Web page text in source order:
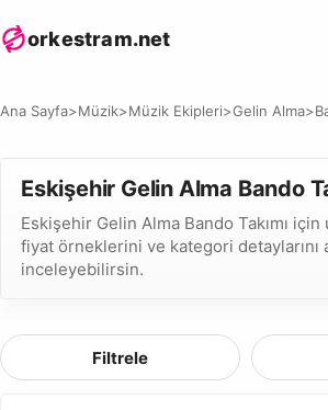
orkestram.net
Ana Sayfa>Müzik>Müzik Ekipleri>Gelin Alma>
Eskişehir Gelin Alma Bando
Eskişehir Gelin Alma Bando Takımı
fiyat örneklerini ve kategori detaylarını
inceleyebilirsin.
Filtrele